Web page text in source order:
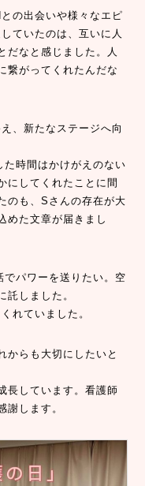
の出会いや様々なエピ
ていたのは、互いに人
だなと感じました。人
繋がってくれたんだな
、新たなステージへ向
時間はかけがえのない
にしてくれたことに間
のも、Sさんの存在が大
めた文章が届きまし
でパワーを送りたい。空
託しました。
れていました。
からも大切にしたいと
長しています。看護師
謝します。